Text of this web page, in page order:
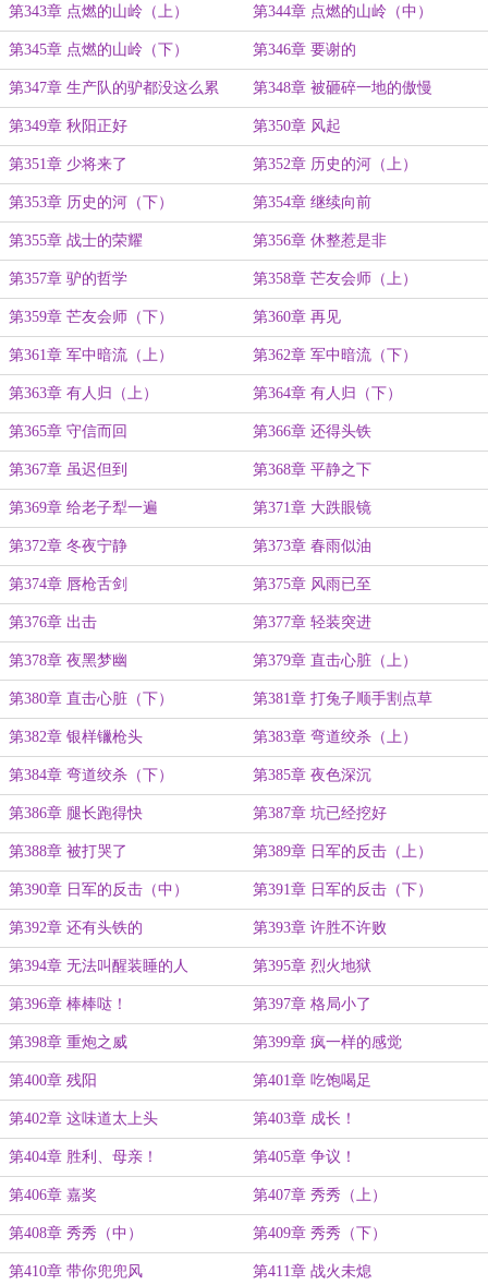
第343章 点燃的山岭（上） 第344章 点燃的山岭（中）
第345章 点燃的山岭（下） 第346章 要谢的
第347章 生产队的驴都没这么累 第348章 被砸碎一地的傲慢
第349章 秋阳正好 第350章 风起
第351章 少将来了 第352章 历史的河（上）
第353章 历史的河（下） 第354章 继续向前
第355章 战士的荣耀 第356章 休整惹是非
第357章 驴的哲学 第358章 芒友会师（上）
第359章 芒友会师（下） 第360章 再见
第361章 军中暗流（上） 第362章 军中暗流（下）
第363章 有人归（上） 第364章 有人归（下）
第365章 守信而回 第366章 还得头铁
第367章 虽迟但到 第368章 平静之下
第369章 给老子犁一遍 第371章 大跌眼镜
第372章 冬夜宁静 第373章 春雨似油
第374章 唇枪舌剑 第375章 风雨已至
第376章 出击 第377章 轻装突进
第378章 夜黑梦幽 第379章 直击心脏（上）
第380章 直击心脏（下） 第381章 打兔子顺手割点草
第382章 银样镴枪头 第383章 弯道绞杀（上）
第384章 弯道绞杀（下） 第385章 夜色深沉
第386章 腿长跑得快 第387章 坑已经挖好
第388章 被打哭了 第389章 日军的反击（上）
第390章 日军的反击（中） 第391章 日军的反击（下）
第392章 还有头铁的 第393章 许胜不许败
第394章 无法叫醒装睡的人 第395章 烈火地狱
第396章 棒棒哒！ 第397章 格局小了
第398章 重炮之威 第399章 疯一样的感觉
第400章 残阳 第401章 吃饱喝足
第402章 这味道太上头 第403章 成长！
第404章 胜利、母亲！ 第405章 争议！
第406章 嘉奖 第407章 秀秀（上）
第408章 秀秀（中） 第409章 秀秀（下）
第410章 带你兜兜风 第411章 战火未熄